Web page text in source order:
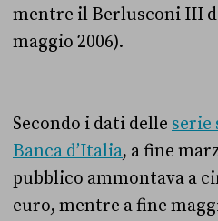
mentre il Berlusconi III
maggio 2006).
Secondo i dati delle serie
Banca d’Italia, a fine
pubblico ammontava a
euro, mentre a fine